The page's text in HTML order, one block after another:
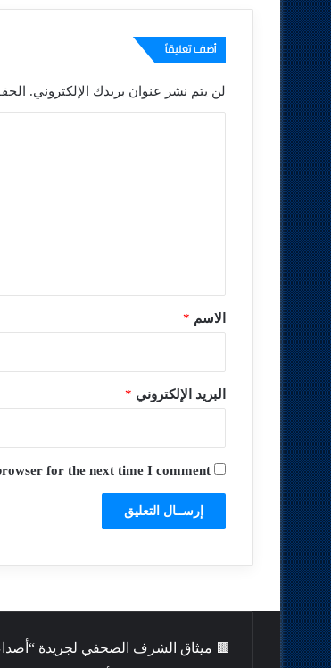
أضف تعليقاً
لن يتم نشر عنوان بريدك الإلكتروني.
*الاسم *
البريد الإلكتروني *
for the next time I comment.
🟫 ميثاق الشرف الصحفي لجريدة